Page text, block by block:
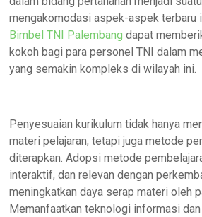
mengakomodasi aspek-aspek terbaru
Bimbel TNI Palembang dapat
kokoh bagi para personel TNI dalam
yang semakin kompleks di wilayah ini.
Penyesuaian kurikulum tidak hanya
materi pelajaran, tetapi juga metode
diterapkan. Adopsi metode
interaktif, dan relevan dengan
meningkatkan daya serap materi oleh
Memanfaatkan teknologi informasi